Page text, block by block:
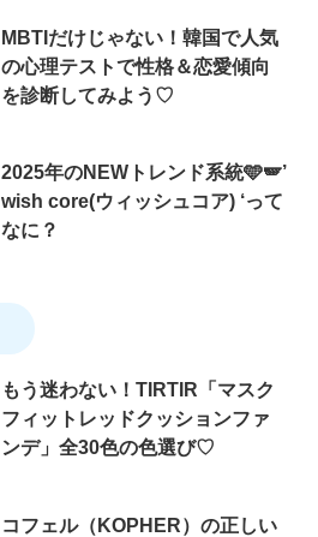
MBTIだけじゃない！韓国で人気
の心理テストで性格＆恋愛傾向
を診断してみよう♡
2025年のNEWトレンド系統🩵🪽’
wish core(ウィッシュコア) ‘って
なに？
もう迷わない！TIRTIR「マスク
フィットレッドクッションファ
ンデ」全30色の色選び♡
コフェル（KOPHER）の正しい